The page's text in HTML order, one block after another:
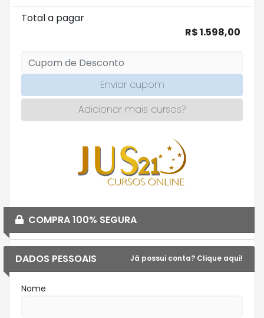
DADOS PESSOAIS Já possui conta? Clique aqui!
Nome
Total a pagar
R$ 1.598,00
Enviar cupom
Adicionar mais cursos?
COMPRA 100% SEGURA